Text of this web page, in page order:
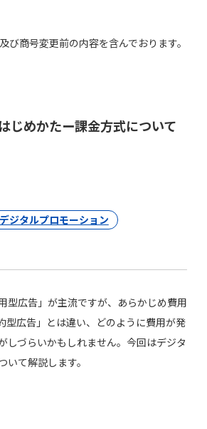
び商号変更前の内容を含んでおります。
じめかたー課金方式について
デジタルプロモーション
型広告」が主流ですが、あらかじめ費用
型広告」とは違い、どのように費用が発
しづらいかもしれません。今回はデジタ
いて解説します。